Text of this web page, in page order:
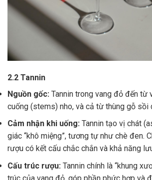
2.2 Tannin
Nguồn gốc: Tannin trong vang đỏ đến từ
cuống (stems) nho, và cả từ thùng gỗ sồi
Cảm nhận khi uống: Tannin tạo vị chát
giác “khô miệng”, tương tự như chè đen.
rượu có kết cấu chắc chắn và khả năng
Cấu trúc rượu: Tannin chính là “khung